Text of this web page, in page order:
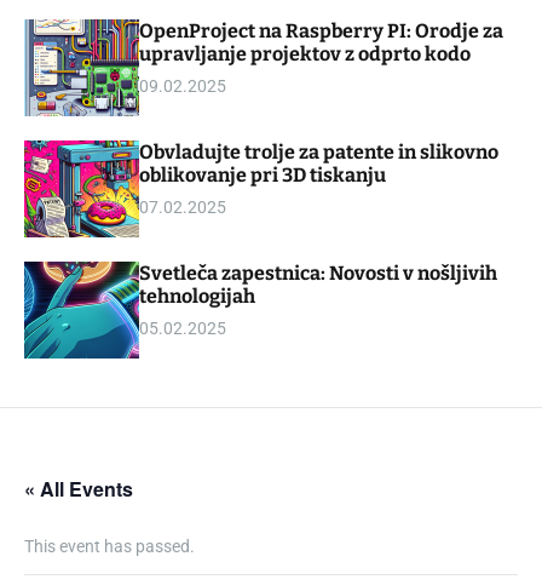
g
e
t
o
d
OpenProject na Raspberry PI: Orodje za
upravljanje projektov z odprto kodo
09.02.2025
Obvladujte trolje za patente in slikovno
oblikovanje pri 3D tiskanju
07.02.2025
Svetleča zapestnica: Novosti v nošljivih
tehnologijah
05.02.2025
« All Events
This event has passed.